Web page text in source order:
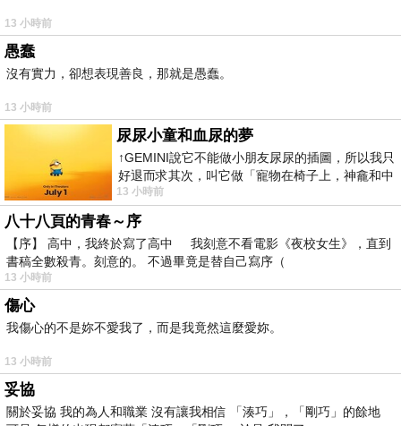
13 小時前
愚蠢
沒有實力，卻想表現善良，那就是愚蠢。
13 小時前
尿尿小童和血尿的夢
↑GEMINI說它不能做小朋友尿尿的插圖，所以我只
好退而求其次，叫它做「寵物在椅子上，神龕和中
年人臉孔」的畫了。 六月底
13 小時前
八十八頁的青春～序
【序】 高中，我終於寫了高中 我刻意不看電影《夜校女生》，直到
書稿全數殺青。刻意的。 不過畢竟是替自己寫序（
13 小時前
傷心
我傷心的不是妳不愛我了，而是我竟然這麼愛妳。
13 小時前
妥協
關於妥協 我的為人和職業 沒有讓我相信 「湊巧」，「剛巧」的餘地